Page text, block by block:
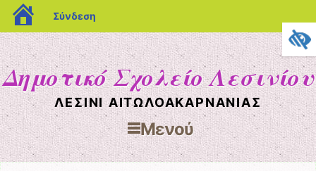
blogs.sch.gr
Σύνδεση
Δημοτικό Σχολείο Λεσινίου
ΛΕΣΊΝΙ ΑΙΤΩΛΟΑΚΑΡΝΑΝΊΑΣ
Μενού
Μετάβαση στο περιεχόμενο